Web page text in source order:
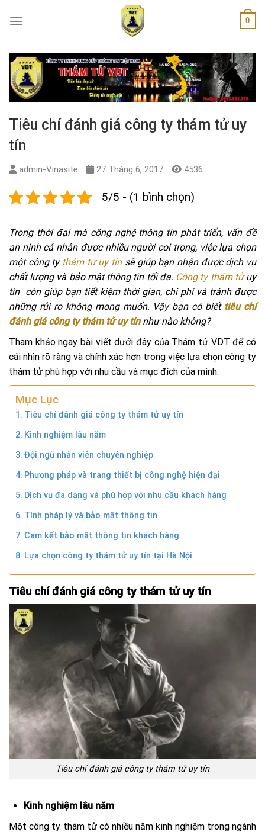
0
Tiêu chí đánh giá công ty thám tử uy
tín
admin-Vinasite 27 Tháng 6, 2017 4536
5/5 - (1 bình chọn)
Trong thời đại mà công nghệ thông tin phát triển, vấn đề
an ninh cá nhân được nhiều người coi trọng, việc lựa chọn
một công ty thám tử uy tínsẽ giúp bạn nhận được dịch vụ
chất lượng và bảo mật thông tin tối đa. Công ty thám tửuy
tín còn giúp bạn tiết kiệm thời gian, chi phí và tránh được
những rủi ro không mong muốn. Vậy bạn có biết tiêu chí
đánh giá công ty thám tử uy tínnhư nào không?
Tham khảo ngay bài viết dưới đây của Thám tử VDT để có
cái nhìn rõ ràng và chính xác hơn trong việc lựa chọn công ty
thám tử phù hợp với nhu cầu và mục đích của mình.
Mục Lục
Tiêu chí đánh giá công ty thám tử uy tín
Kinh nghiệm lâu năm
Đội ngũ nhân viên chuyên nghiệp
Phương pháp và trang thiết bị công nghệ hiện đại
Dịch vụ đa dạng và phù hợp với nhu cầu khách hàng
Tính pháp lý và bảo mật thông tin
Cam kết bảo mật thông tin khách hàng
Lựa chọn công ty thám tử uy tín tại Hà Nội
Tiêu chí đánh giá công ty thám tử uy tín
Tiêu chí đánh giá công ty thám tử uy tín
Kinh nghiệm lâu năm
Một công ty thám tử có nhiều năm kinh nghiệm trong ngành